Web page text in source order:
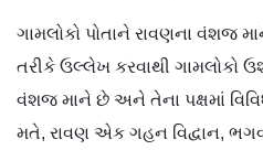
ગામલોકો પોતાને રાવણના વંશજ
તરીકે ઉલ્લેખ કરવાથી ગામલોકો
વંશજ માને છે અને તેના પક્ષમાં
મતે, રાવણ એક ગહન વિદ્વાન,